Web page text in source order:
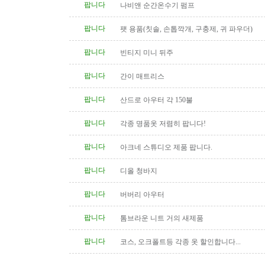
팝니다 나비앤 순간온수기 펌프
팝니다 팻 용품(칫솔, 손톱깍개, 구충제, 귀 파우더)
팝니다 빈티지 미니 뒤주
팝니다 간이 매트리스
팝니다 산드로 아우터 각 150불
팝니다 각종 명품옷 저렴히 팝니다!
팝니다 아크네 스튜디오 제품 팝니다.
팝니다 디올 청바지
팝니다 버버리 아우터
팝니다 톰브라운 니트 거의 새제품
팝니다 코스, 오크폴트등 각종 옷 할인합니다...